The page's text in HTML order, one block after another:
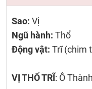
Sao: Vị
Ngũ hành: Thổ
Động vật: Trĩ (chim
VỊ THỔ TRĨ: Ô